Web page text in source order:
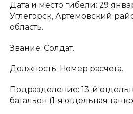
Дата и место гибели: 29
Углегорск, Артемовский
область.
Звание: Солдат.
Должность: Номер расчета.
Подразделение: 13-й
батальон (1-я отдельная